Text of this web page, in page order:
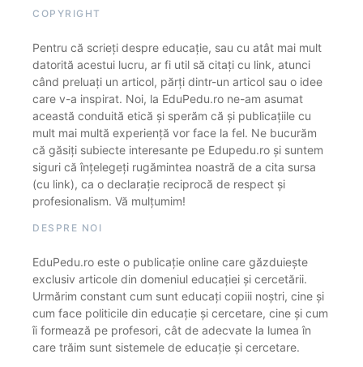
COPYRIGHT
Pentru că scrieți despre educație, sau cu atât mai mult
datorită acestui lucru, ar fi util să citați cu link, atunci
când preluați un articol, părți dintr-un articol sau o idee
care v-a inspirat. Noi, la EduPedu.ro ne-am asumat
această conduită etică și sperăm că și publicațiile cu
mult mai multă experiență vor face la fel. Ne bucurăm
că găsiți subiecte interesante pe Edupedu.ro și suntem
siguri că înțelegeți rugămintea noastră de a cita sursa
(cu link), ca o declarație reciprocă de respect și
profesionalism. Vă mulțumim!
DESPRE NOI
EduPedu.ro este o publicație online care găzduiește
exclusiv articole din domeniul educației și cercetării.
Urmărim constant cum sunt educați copiii noștri, cine și
cum face politicile din educație și cercetare, cine și cum
îi formează pe profesori, cât de adecvate la lumea în
care trăim sunt sistemele de educație și cercetare.